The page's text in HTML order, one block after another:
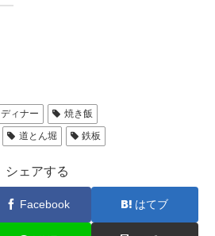
ディナー
焼き飯
道とん堀 鉄板
シェアする
Facebook はてブ